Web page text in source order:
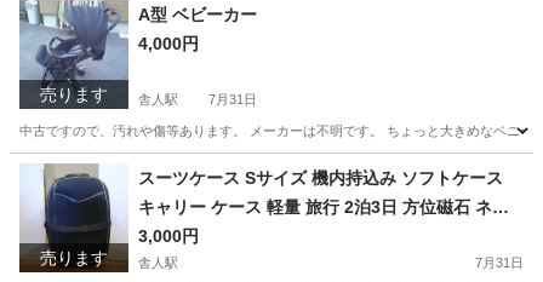
東京 足立区 舎人駅 バッグ
売ります
A型 ベビーカー
4,000円
舎人駅 7月31日
中古ですので、汚れや傷等あります。 メーカーは不明です。 ちょっと大きめなベニ
東京 足立区 ベビー用品 A型
売ります
スーツケース Sサイズ 機内持込み ソフトケース
キャリー ケース 軽量 旅行 2泊3日 方位磁石 ネイ
ビー
3,000円
舎人駅 7月31日